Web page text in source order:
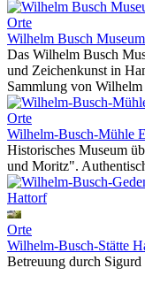
Orte
Wilhelm Busch
Das Wilhelm Busch
und Zeichenkunst in
Sammlung von
Orte
Wilhelm-Busch-Mühle
Historisches Museum
und Moritz".
Orte
Wilhelm-Busch-Stätte
Betreuung durch